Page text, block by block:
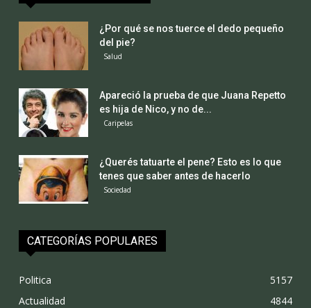
¿Por qué se nos tuerce el dedo pequeño
del pie?
Salud
Apareció la prueba de que Juana Repetto
es hija de Nico, y no de...
Caripelas
¿Querés tatuarte el pene? Esto es lo que
tenes que saber antes de hacerlo
Sociedad
CATEGORÍAS POPULARES
Politica
5157
Actualidad
4844